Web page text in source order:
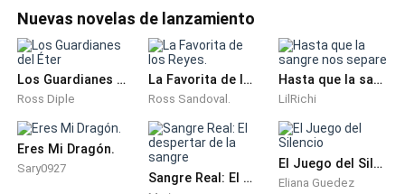
comprender que era lo que sucedía, pues a pesar de
que lo intentaba aún no podía comprenderlo.
Te caíste de la cama mientras dormías, y te
golpeaste la cabeza con la mesilla de noche, el golpe
fue tan fuerte, perdiste tanta sangre… que el doctor
dijo que no sabían si podrían salvarte.
Nuevas novelas de lanzamiento
Los Guardianes del Éter
Ross Diple
La Favorita de los Reyes.
Ross Sandoval.
Hasta que la sangre nos separe
LilRichi
Eres Mi Dragón.
Sary0927
Sangre Real: El despertar de la sangre
El Juego del Silencio
Eliana Guedez